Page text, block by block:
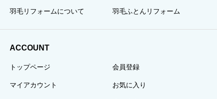
羽毛リフォームについて 羽毛ふとんリフォーム
ACCOUNT
トップページ 会員登録
マイアカウント お気に入り